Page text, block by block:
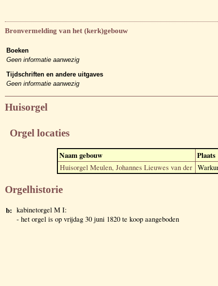
Bronvermelding van het (kerk)gebouw
Boeken
Geen informatie aanwezig
Tijdschriften en andere uitgaves
Geen informatie aanwezig
Huisorgel
Orgel locaties
Naam gebouw Plaats
Huisorgel Meulen, Johannes Lieuwes van der
Orgelhistorie
b: kabinetorgel M I:
- het orgel is op vrijdag 30 juni 1820 te koop aangeboden